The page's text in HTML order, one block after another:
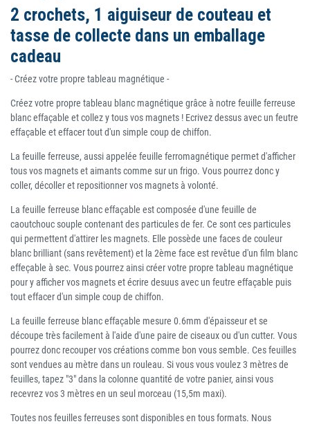
2 crochets, 1 aiguiseur de couteau et
tasse de collecte dans un emballage
cadeau
- Créez votre propre tableau magnétique -
Créez votre propre tableau blanc magnétique grâce à notre feuille ferreuse
blanc effaçable et collez y tous vos magnets ! Ecrivez dessus avec un feutre
effaçable et effacer tout d'un simple coup de chiffon.
La feuille ferreuse, aussi appelée feuille ferromagnétique permet d'afficher
tous vos magnets et aimants comme sur un frigo. Vous pourrez donc y
coller, décoller et repositionner vos magnets à volonté.
La feuille ferreuse blanc effaçable est composée d'une feuille de
caoutchouc souple contenant des particules de fer. Ce sont ces particules
qui permettent d'attirer les magnets. Elle possède une faces de couleur
blanc brilliant (sans revêtement) et la 2ème face est revêtue d'un film blanc
effeçable à sec. Vous pourrez ainsi créer votre propre tableau magnétique
pour y afficher vos magnets et écrire desuus avec un feutre effaçable puis
tout effacer d'un simple coup de chiffon.
La feuille ferreuse blanc effaçable mesure 0.6mm d'épaisseur et se
découpe très facilement à l'aide d'une paire de ciseaux ou d'un cutter. Vous
pourrez donc recouper vos créations comme bon vous semble. Ces feuilles
sont vendues au mètre dans un rouleau. Si vous vous voulez 3 mètres de
feuilles, tapez "3" dans la colonne quantité de votre panier, ainsi vous
recevrez vos 3 mètres en un seul morceau (15,5m maxi).
Toutes nos feuilles ferreuses sont disponibles en tous formats. Nous